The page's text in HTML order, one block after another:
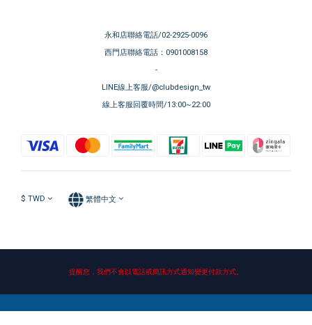
永和店聯絡電話/02-2925-0096
西門店聯絡電話：0901008158
-
LINE線上客服/@clubdesign_tw
線上客服回覆時間/13:00~22:00
$ TWD 繁體中文
提醒您，我們不會以電話或簡訊方式通知變更付款方式。